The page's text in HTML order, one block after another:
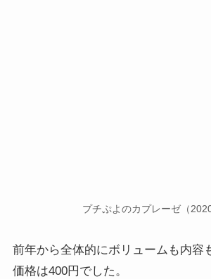
プチぷよのカプレーゼ（2020
前年から全体的にボリュームも内容
価格は400円でした。